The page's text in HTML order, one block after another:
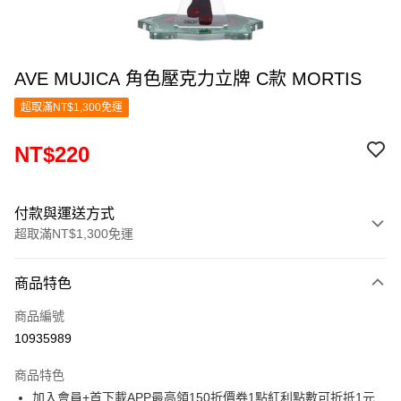
AVE MUJICA 角色壓克力立牌 C款 MORTIS
超取滿NT$1,300免運
NT$220
付款與運送方式
超取滿NT$1,300免運
信用卡一次付款
超商取貨付款
Apple Pay
商品特色
商品編號
10935989
商品特色
加入會員+首下載APP最高領150折價券1點紅利點數可折抵1元